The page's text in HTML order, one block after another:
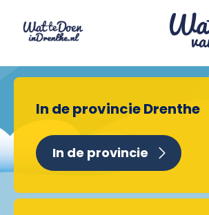
In de provincie Drenthe
In de provincie